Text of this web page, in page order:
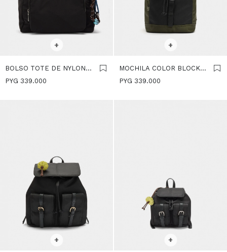
+
BOLSO TOTE DE NYLON
CON COLGANTE M -
PYG 339.000
+
MOCHILA COLOR BLOCK
CON NYLON - NEGRO
PYG 339.000
+ +